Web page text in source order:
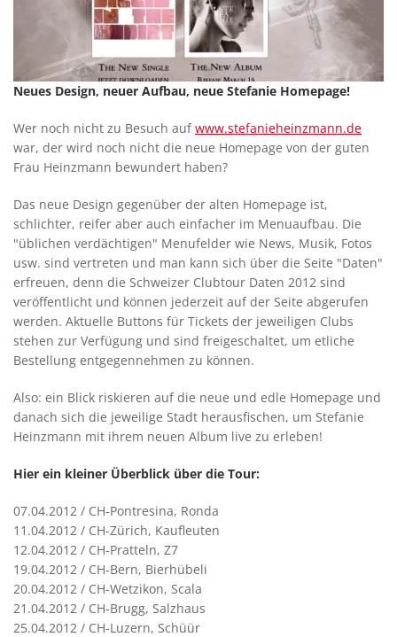
Neues Design, neuer Aufbau, neue Stefanie Homepage!
Wer noch nicht zu Besuch aufwww.stefanieheinzmann.de
war, der wird noch nicht die neue Homepage von der guten
Frau Heinzmann bewundert haben?
Das neue Design gegenüber der alten Homepage ist,
schlichter, reifer aber auch einfacher im Menuaufbau. Die
"üblichen verdächtigen" Menufelder wie News, Musik, Fotos
usw. sind vertreten und man kann sich über die Seite "Daten"
erfreuen, denn die Schweizer Clubtour Daten 2012 sind
veröffentlicht und können jederzeit auf der Seite abgerufen
werden. Aktuelle Buttons für Tickets der jeweiligen Clubs
stehen zur Verfügung und sind freigeschaltet, um etliche
Bestellung entgegennehmen zu können.
Also: ein Blick riskieren auf die neue und edle Homepage und
danach sich die jeweilige Stadt herausfischen, um Stefanie
Heinzmann mit ihrem neuen Album live zu erleben!
Hier ein kleiner Überblick über die Tour:
07.04.2012 / CH-Pontresina, Ronda
11.04.2012 / CH-Zürich, Kaufleuten
12.04.2012 / CH-Pratteln, Z7
19.04.2012 / CH-Bern, Bierhübeli
20.04.2012 / CH-Wetzikon, Scala
21.04.2012 / CH-Brugg, Salzhaus
25.04.2012 / CH-Luzern, Schüür